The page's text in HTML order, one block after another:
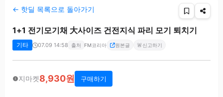
← 핫딜 목록으로 돌아가기
1+1 전기모기채 大사이즈 건전지식 파리 모기 퇴치기
기타 07.09 14:58 출처 FM코리아 원본글 🚨신고하기
지마켓8,930원 구매하기